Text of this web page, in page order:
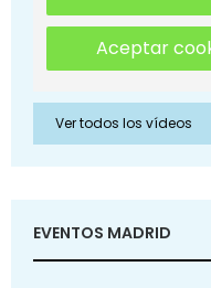
Aceptar
Ver todos los vídeos
EVENTOS MADRID